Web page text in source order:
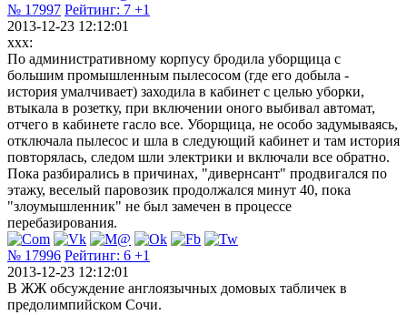
№ 17997 Рейтинг: 7 +1
2013-12-23 12:12:01
xxx:
По административному корпусу бродила уборщица с
большим промышленным пылесосом (где его добыла -
история умалчивает) заходила в кабинет с целью уборки,
втыкала в розетку, при включении оного выбивал автомат,
отчего в кабинете гасло все. Уборщица, не особо задумываясь,
отключала пылесос и шла в следующий кабинет и там история
повторялась, следом шли электрики и включали все обратно.
Пока разбирались в причинах, "дивернсант" продвигался по
этажу, веселый паровозик продолжался минут 40, пока
"злоумышленник" не был замечен в процессе
перебазирования.
№ 17996 Рейтинг: 6 +1
2013-12-23 12:12:01
В ЖЖ обсуждение англоязычных домовых табличек в
предолимпийском Сочи.